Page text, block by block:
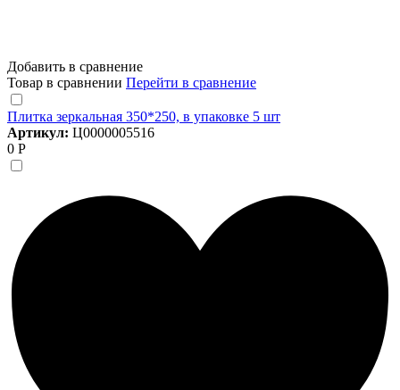
Добавить в сравнение
Товар в сравнении Перейти в сравнение
Плитка зеркальная 350*250, в упаковке 5 шт
Артикул: Ц0000005516
0 Р